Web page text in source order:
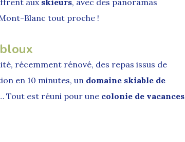
Blanc tout proche !
récemment rénové, des repas issus de
en 10 minutes, un domaine skiable de
Tout est réuni pour une colonie de vacances